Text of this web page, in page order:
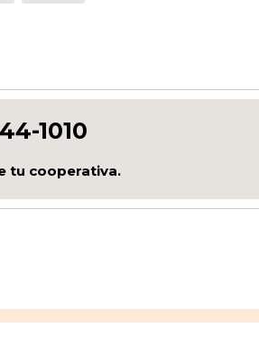
1010
tu cooperativa.